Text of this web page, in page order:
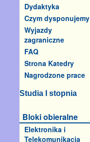
Dydaktyka
Czym dysponujemy
Wyjazdy
zagraniczne
FAQ
Strona Katedry
Nagrodzone prace
Studia I stopnia
Bloki obieralne
Elektronika i
Telekomunikacja